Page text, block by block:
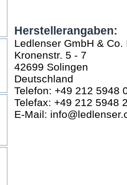
Herstellerangaben:
Ledlenser GmbH & Co.
Kronenstr. 5 - 7
42699 Solingen
Deutschland
Telefon: +49 212 5948
Telefax: +49 212 5948
E-Mail: